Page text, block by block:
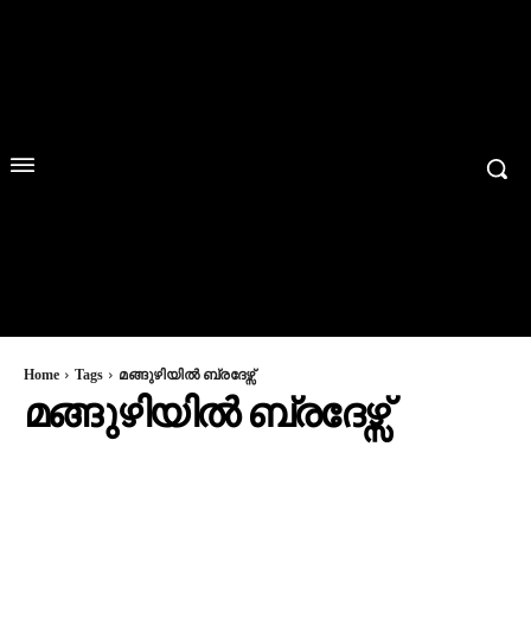
Home Tags മങ്ങുഴിയിൽ ബ്രദേഴ്സ്
മങ്ങുഴിയിൽ ബ്രദേഴ്സ്